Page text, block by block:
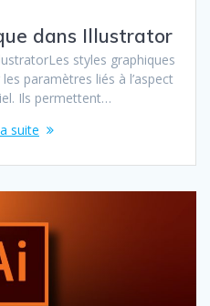
dans Illustrator
styles graphiques
paramètres liés à l’aspect
Ils permettent…
suite